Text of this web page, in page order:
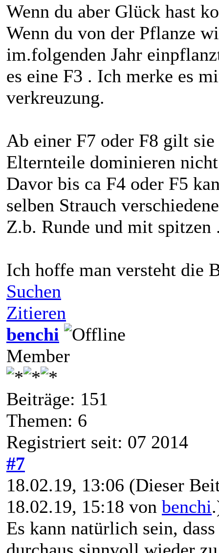
Wenn du aber Glück hast
Wenn du von der Pflanze
im.folgenden Jahr
es eine F3 . Ich merke es
verkreuzung.
Ab einer F7 oder F8 gilt
Elternteile dominieren
Davor bis ca F4 oder F5
selben Strauch
Z.b. Runde und mit spitzen
Ich hoffe man versteht die
Suchen
Zitieren
benchi
Member
Beiträge: 151
Themen: 6
Registriert seit: 07 2014
#7
18.02.19, 13:06 (Dieser
18.02.19, 15:18 von benchi
Es kann natürlich sein,